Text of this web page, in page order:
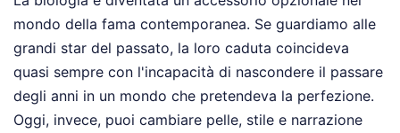
mondo della fama contemporanea. Se guardiamo alle
grandi star del passato, la loro caduta coincideva
quasi sempre con l'incapacità di nascondere il passare
degli anni in un mondo che pretendeva la perfezione.
Oggi, invece, puoi cambiare pelle, stile e narrazione